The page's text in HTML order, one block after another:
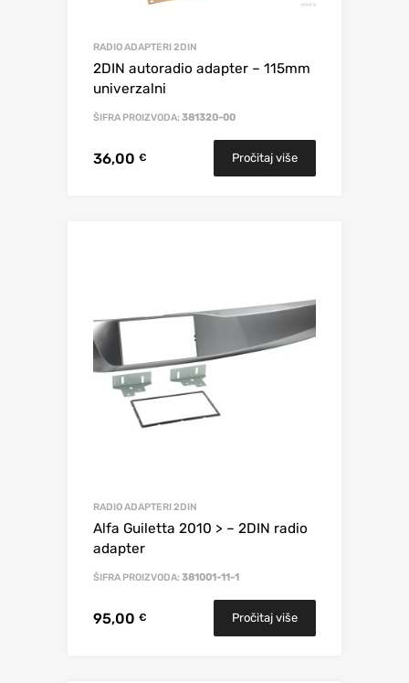
RADIO ADAPTERI 2DIN
2DIN autoradio adapter – 115mm
univerzalni
ŠIFRA PROIZVODA: 381320-00
36,00 € Pročitaj više
RADIO ADAPTERI 2DIN
Alfa Guiletta 2010 > – 2DIN radio
adapter
ŠIFRA PROIZVODA: 381001-11-1
95,00 € Pročitaj više